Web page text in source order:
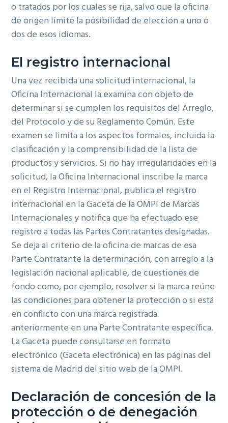
o tratados por los cuales se rija, salvo que la oficina
de origen limite la posibilidad de elección a uno o
dos de esos idiomas.
El registro internacional
Una vez recibida una solicitud internacional, la
Oficina Internacional la examina con objeto de
determinar si se cumplen los requisitos del Arreglo,
del Protocolo y de su Reglamento Común. Este
examen se limita a los aspectos formales, incluida la
clasificación y la comprensibilidad de la lista de
productos y servicios. Si no hay irregularidades en la
solicitud, la Oficina Internacional inscribe la marca
en el Registro Internacional, publica el registro
internacional en la Gaceta de la OMPI de Marcas
Internacionales y notifica que ha efectuado ese
registro a todas las Partes Contratantes designadas.
Se deja al criterio de la oficina de marcas de esa
Parte Contratante la determinación, con arreglo a la
legislación nacional aplicable, de cuestiones de
fondo como, por ejemplo, resolver si la marca reúne
las condiciones para obtener la protección o si está
en conflicto con una marca registrada
anteriormente en una Parte Contratante específica.
La Gaceta puede consultarse en formato
electrónico (Gaceta electrónica) en las páginas del
sistema de Madrid del sitio web de la OMPI.
Declaración de concesión de la
protección o de denegación